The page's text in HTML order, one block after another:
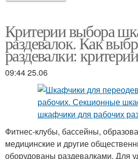
Критерии выбора
раздевалок. Как
раздевалки:
09:44 25.06
Фитнес-клубы, бассейны,
медицинские и другие
оборудованы раздевалками. Для